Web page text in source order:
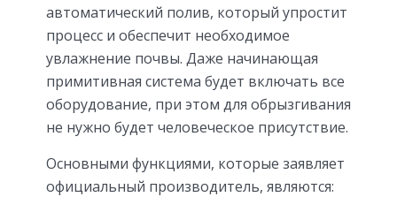
автоматический полив, который упростит
процесс и обеспечит необходимое
увлажнение почвы. Даже начинающая
примитивная система будет включать все
оборудование, при этом для обрызгивания
не нужно будет человеческое присутствие.
Основными функциями, которые заявляет
официальный производитель, являются: